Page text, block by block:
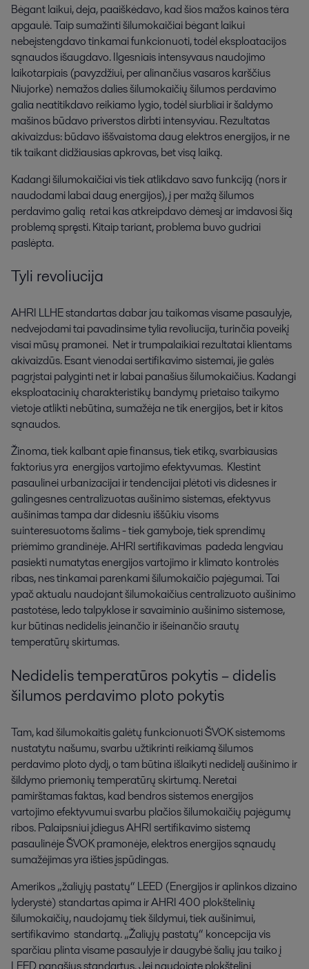
Bėgant laikui, deja, paaiškėdavo, kad šios mažos kainos tėra
apgaulė. Taip sumažinti šilumokaičiai bėgant laikui
nebeįstengdavo tinkamai funkcionuoti, todėl eksploatacijos
sąnaudos išaugdavo. Ilgesniais intensyvaus naudojimo
laikotarpiais (pavyzdžiui, per alinančius vasaros karščius
Niujorke) nemažos dalies šilumokaičių šilumos perdavimo
galia neatitikdavo reikiamo lygio, todėl siurbliai ir šaldymo
mašinos būdavo priverstos dirbti intensyviau. Rezultatas
akivaizdus: būdavo iššvaistoma daug elektros energijos, ir ne
tik taikant didžiausias apkrovas, bet visą laiką.
Kadangi šilumokaičiai vis tiek atlikdavo savo funkciją (nors ir
naudodami labai daug energijos), į per mažą šilumos
perdavimo galią retai kas atkreipdavo dėmesį ar imdavosi šią
problemą spręsti. Kitaip tariant, problema buvo gudriai
paslėpta.
Tyli revoliucija
AHRI LLHE standartas dabar jau taikomas visame pasaulyje,
nedvejodami tai pavadinsime tylia revoliucija, turinčia poveikį
visai mūsų pramonei. Net ir trumpalaikiai rezultatai klientams
akivaizdūs. Esant vienodai sertifikavimo sistemai, jie galės
pagrįstai palyginti net ir labai panašius šilumokaičius. Kadangi
eksploatacinių charakteristikų bandymų prietaiso taikymo
vietoje atlikti nebūtina, sumažėja ne tik energijos, bet ir kitos
sąnaudos.
Žinoma, tiek kalbant apie finansus, tiek etiką, svarbiausias
faktorius yra energijos vartojimo efektyvumas. Klestint
pasaulinei urbanizacijai ir tendencijai plėtoti vis didesnes ir
galingesnes centralizuotas aušinimo sistemas, efektyvus
aušinimas tampa dar didesniu iššūkiu visoms
suinteresuotoms šalims - tiek gamyboje, tiek sprendimų
priėmimo grandinėje. AHRI sertifikavimas padeda lengviau
pasiekti numatytas energijos vartojimo ir klimato kontrolės
ribas, nes tinkamai parenkami šilumokaičio pajėgumai. Tai
ypač aktualu naudojant šilumokaičius centralizuoto aušinimo
pastotėse, ledo talpyklose ir savaiminio aušinimo sistemose,
kur būtinas nedidelis įeinančio ir išeinančio srautų
temperatūrų skirtumas.
Nedidelis temperatūros pokytis – didelis
šilumos perdavimo ploto pokytis
Tam, kad šilumokaitis galėtų funkcionuoti ŠVOK sistemoms
nustatytu našumu, svarbu užtikrinti reikiamą šilumos
perdavimo ploto dydį, o tam būtina išlaikyti nedidelį aušinimo ir
šildymo priemonių temperatūrų skirtumą. Neretai
pamirštamas faktas, kad bendros sistemos energijos
vartojimo efektyvumui svarbu plačios šilumokaičių pajėgumų
ribos. Palaipsniui įdiegus AHRI sertifikavimo sistemą
pasaulinėje ŠVOK pramonėje, elektros energijos sąnaudų
sumažėjimas yra išties įspūdingas.
Amerikos „žaliųjų pastatų“ LEED (Energijos ir aplinkos dizaino
lyderystė) standartas apima ir AHRI 400 plokštelinių
šilumokaičių, naudojamų tiek šildymui, tiek aušinimui,
sertifikavimo standartą. „Žaliųjų pastatų“ koncepcija vis
sparčiau plinta visame pasaulyje ir daugybė šalių jau taiko į
LEED panašius standartus. Jei naudojate plokštelinį